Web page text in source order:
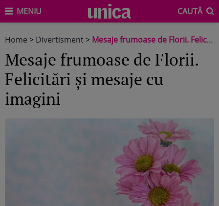
MENIU CAUTĂ
Home > Divertisment > Mesaje frumoase de Florii. Felicitări și mesaje cu imagini
Mesaje frumoase de Florii.
Felicitări și mesaje cu
imagini